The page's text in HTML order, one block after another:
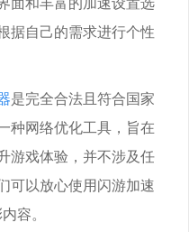
面和丰富的加速设置选
据自己的需求进行个性
是完全合法且符合国家
种网络优化工具，旨在
游戏体验，并不涉及任
可以放心使用闪游加速
容。